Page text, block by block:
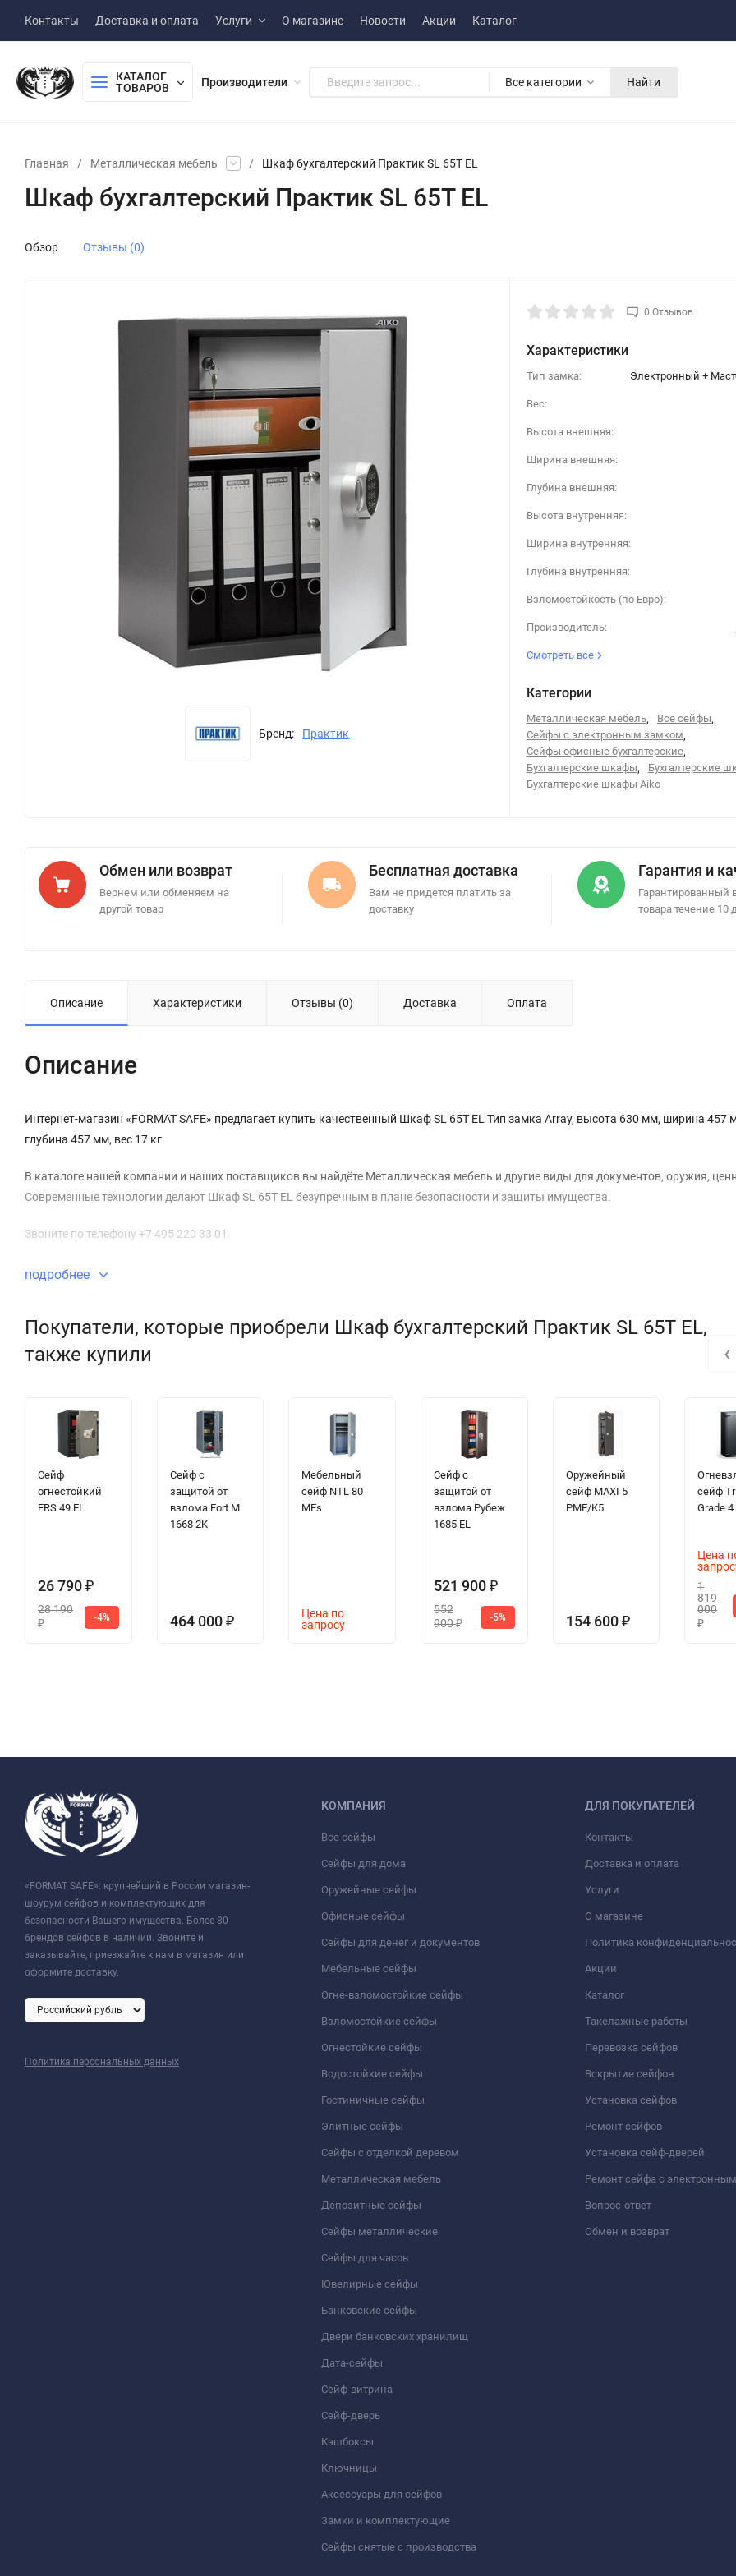
Контакты Доставка и оплата Услуги О магазине Новости Акции Каталог
КАТАЛОГ
ТОВАРОВ
Производители Все категории Найти
Главная / Металлическая мебель / Шкаф бухгалтерский Практик SL 65T EL
Шкаф бухгалтерский Практик SL 65T EL
Обзор Отзывы (0)
Бренд: Практик
0 Отзывов
Характеристики
Тип замка: Электронный +
Вес:
Высота внешняя:
Ширина внешняя:
Глубина внешняя:
Высота внутренняя:
Ширина внутренняя:
Глубина внутренняя:
Взломостойкость (по Евро):
Производитель:
Смотреть все
Категории
Металлическая мебель, Все сейфы,
Сейфы с электронным замком,
Сейфы офисные бухгалтерские,
Бухгалтерские шкафы, Бухгалтерские
Бухгалтерские шкафы Aiko
Обмен или возврат
Вернем или обменяем на
другой товар
Бесплатная доставка
Вам не придется платить за
доставку
Гарантия и
Гарантированный
товара течение 10
Описание Характеристики Отзывы (0) Доставка Оплата
Описание
Интернет-магазин «FORMAT SAFE» предлагает купить качественный Шкаф SL 65T EL Тип замка Array, высота 630 мм, ширина 457
глубина 457 мм, вес 17 кг.
В каталоге нашей компании и наших поставщиков вы найдёте Металлическая мебель и другие виды для документов, оружия,
Современные технологии делают Шкаф SL 65T EL безупречным в плане безопасности и защиты имущества.
Звоните по телефону +7 495 220 33 01
подробнее
Покупатели, которые приобрели Шкаф бухгалтерский Практик SL 65T EL,
также купили
Сейф
огнестойкий
FRS 49 EL
26 790 ₽
28 190
₽
-4%
Сейф с
защитой от
взлома Fort M
1668 2K
464 000 ₽
Мебельный
сейф NTL 80
MEs
Цена по
запросу
Сейф с
защитой от
взлома Рубеж
1685 EL
521 900 ₽
552
900₽
-5%
Оружейный
сейф MAXI 5
PME/K5
154 600 ₽
сейф
Grade
Цена
1
819
000
₽
‹
«FORMAT SAFE»: крупнейший в России магазин-
шоурум сейфов и комплектующих для
безопасности Вашего имущества. Более 80
брендов сейфов в наличии. Звоните и
заказывайте, приезжайте к нам в магазин или
оформите доставку.
Политика персональных данных
КОМПАНИЯ
Все сейфы
Сейфы для дома
Оружейные сейфы
Офисные сейфы
Сейфы для денег и документов
Мебельные сейфы
Огне-взломостойкие сейфы
Взломостойкие сейфы
Огнестойкие сейфы
Водостойкие сейфы
Гостиничные сейфы
Элитные сейфы
Сейфы с отделкой деревом
Металлическая мебель
Депозитные сейфы
Сейфы металлические
Сейфы для часов
Ювелирные сейфы
Банковские сейфы
Двери банковских хранилищ
Дата-сейфы
Сейф-витрина
Сейф-дверь
Кэшбоксы
Ключницы
Аксессуары для сейфов
Замки и комплектующие
Сейфы снятые с производства
ДЛЯ ПОКУПАТЕЛЕЙ
Контакты
Доставка и оплата
Услуги
О магазине
Политика
Акции
Каталог
Такелажные работы
Перевозка сейфов
Вскрытие сейфов
Установка сейфов
Ремонт сейфов
Установка сейф-дверей
Ремонт сейфа с
Вопрос-ответ
Обмен и возврат